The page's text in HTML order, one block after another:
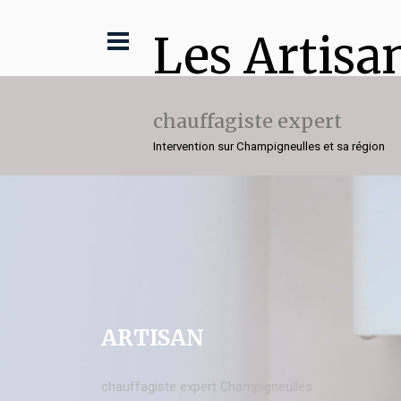
Les
chauffagiste expert
Intervention sur Champigneulles et sa région
ARTISAN
chauffagiste expert Champigneulles